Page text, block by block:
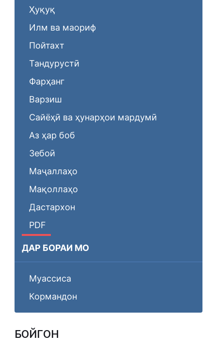
Ҳуқуқ
Илм ва маориф
Пойтахт
Тандурустӣ
Фарҳанг
Варзиш
Сайёҳӣ ва ҳунарҳои мардумӣ
Аз ҳар боб
Зебоӣ
Маҷаллаҳо
Мақоллаҳо
Дастархон
PDF
ДАР БОРАИ МО
Муассиса
Кормандон
БОЙГОНӢ